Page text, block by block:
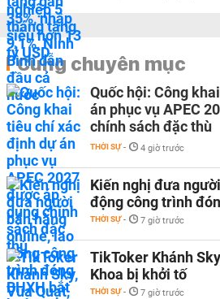
Cùng chuyên mục
Quốc hội: Công
án phục vụ APEC
chính sách đặc thù
THỜI SỰ - 4 giờ trước
Kiến nghị đưa
động công trình
THỜI SỰ - 7 giờ trước
TikToker Khánh
Khoa bị khởi tố
THỜI SỰ - 7 giờ trước